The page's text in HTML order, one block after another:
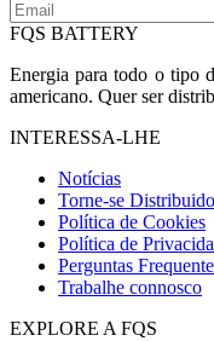
FQS BATTERY
Energia para todo o tipo
americano. Quer ser
INTERESSA-LHE
Notícias
Torne-se
Política de Cookies
Política de
Perguntas
Trabalhe connosco
EXPLORE A FQS